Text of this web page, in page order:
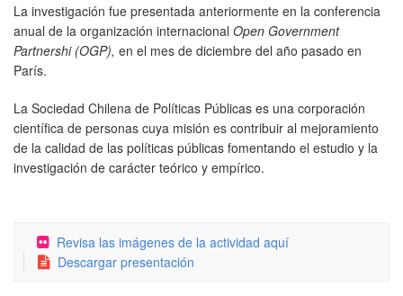
La investigación fue presentada anteriormente en la conferencia
anual de la organización internacional Open Government
Partnershi (OGP), en el mes de diciembre del año pasado en
París.
La Sociedad Chilena de Políticas Públicas es una corporación
científica de personas cuya misión es contribuir al mejoramiento
de la calidad de las políticas públicas fomentando el estudio y la
investigación de carácter teórico y empírico.
Revisa las imágenes de la actividad aquí
Descargar presentación